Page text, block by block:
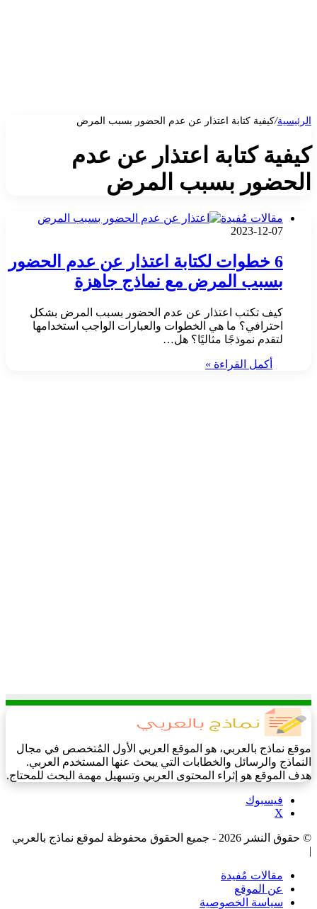
الرئيسية/كيفية كتابة اعتذار عن عدم الحضور بسبب المرض
كيفية كتابة اعتذار عن عدم
الحضور بسبب المرض
مقالات مُفيدة
2023-12-07
6 خطوات لكتابة اعتذار عن عدم الحضور
بسبب المرض مع نماذج جاهزة
كيف تكتب اعتذار عن عدم الحضور بسبب المرض بشكل
احترافي؟ ما هي الخطوات والعبارات الواجب استخدامها
لتقدم نموذجًا مثاليًا؟ هل…
أكمل القراءة »
موقع نماذج بالعربي، هو الموقع العربي الأول المُتخصص في مجال
النماذج والرسائل والخطابات التي يبحث عنها المستخدم العربي.
هدف الموقع هو إثراء المحتوى العربي وتسهيل مهمة البحث للمحتاج.
فيسبوك
‫X
© حقوق النشر 2026 - جميع الحقوق محفوظة لموقع نماذج بالعربي
|
مقالات مُفيدة
عن الموقع
سياسة الخصوصية